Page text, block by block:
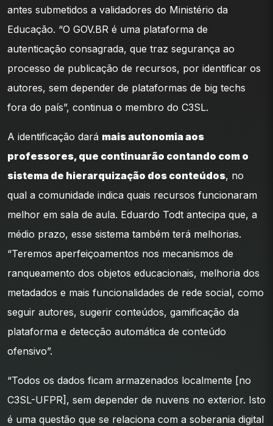
antes submetidos a validadores do Ministério da
Educação. “O GOV.BR é uma plataforma de
autenticação consagrada, que traz segurança ao
processo de publicação de recursos, por identificar os
autores, sem depender de plataformas de big techs
fora do país”, continua o membro do C3SL.
A identificação dará mais autonomia aos
professores, que continuarão contando com o
sistema de hierarquização dos conteúdos, no
qual a comunidade indica quais recursos funcionaram
melhor em sala de aula. Eduardo Todt antecipa que, a
médio prazo, esse sistema também terá melhorias.
“Teremos aperfeiçoamentos nos mecanismos de
ranqueamento dos objetos educacionais, melhoria dos
metadados e mais funcionalidades de rede social, como
seguir autores, sugerir conteúdos, gamificação da
plataforma e detecção automática de conteúdo
ofensivo”.
“Todos os dados ficam armazenados localmente [no
C3SL-UFPR], sem depender de nuvens no exterior. Isto
é uma questão que se relaciona com a soberania digital